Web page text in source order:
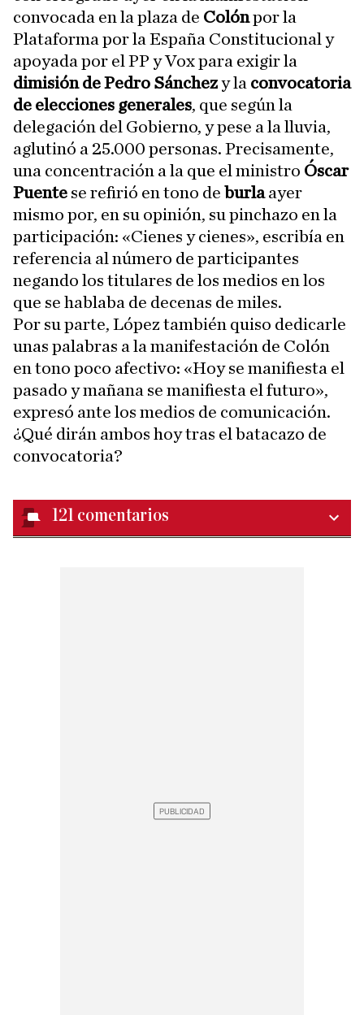
convocada en la plaza de Colónpor la
Plataforma por la España Constitucional y
apoyada por el PP y Vox para exigir la
dimisión de Pedro Sánchezy la convocatoria
de elecciones generales, que según la
delegación del Gobierno, y pese a la lluvia,
aglutinó a 25.000 personas. Precisamente,
una concentración a la que el ministro Óscar
Puente se refirió en tono de burlaayer
mismo por, en su opinión, su pinchazo en la
participación: «Cienes y cienes», escribía en
referencia al número de participantes
negando los titulares de los medios en los
que se hablaba de decenas de miles.
Por su parte, López también quiso dedicarle
unas palabras a la manifestación de Colón
en tono poco afectivo: «Hoy se manifiesta el
pasado y mañana se manifiesta el futuro»,
expresó ante los medios de comunicación.
¿Qué dirán ambos hoy tras el batacazo de
convocatoria?
121 comentarios